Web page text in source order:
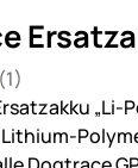
5 (1
(1)